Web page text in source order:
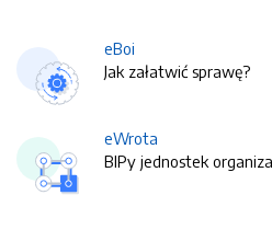
eBoi
Jak załatwić sprawę?
eWrota
BIPy jednostek